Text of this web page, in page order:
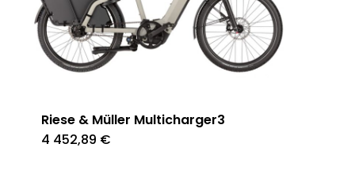
Riese & Müller Multicharger3
4 452,89 €